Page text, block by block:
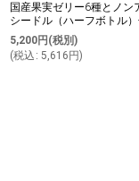
国産果実ゼリー6種とノン
シードル（ハーフボトル
5,200円 (税別)
(税込 : 5,616 円)